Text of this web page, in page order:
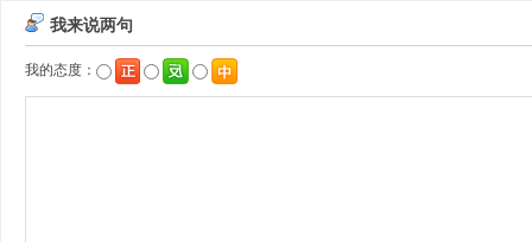
我来说两句
我的态度：